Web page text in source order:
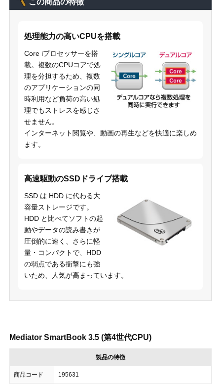
この商品の特徴
処理能力の高いCPUを搭載
Core iプロセッサーを搭
載。複数のCPUコアで処
理を分担するため、複数
のアプリケーションの同
時利用など負荷の高い処
理でもストレスを感じさ
せません。
インターネット閲覧や、動画の再生などを快適に楽しめ
ます。
高速駆動のSSDドライブ搭載
SSD は HDD に代わる大
容量ストレージです。
HDD と比べてソフトの起
動やデータの読み書きが
圧倒的に速く、さらに軽
量・コンパクトで、HDD
の弱点である衝撃にも強
いため、人気が高まっています。
Mediator SmartBook 3.5 (第4世代CPU)
製品の特徴
商品コード 195631